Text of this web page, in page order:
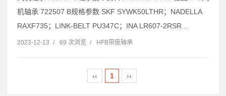
机轴承 722507 B规格参数 SKF SYWK50LTHR；NADELLA
RAXF735；LINK-BELT PU347C；INA LR607-2RSR...
2023-12-13 / 69 次浏览 / HFB带座轴承
‹‹ 1 ››